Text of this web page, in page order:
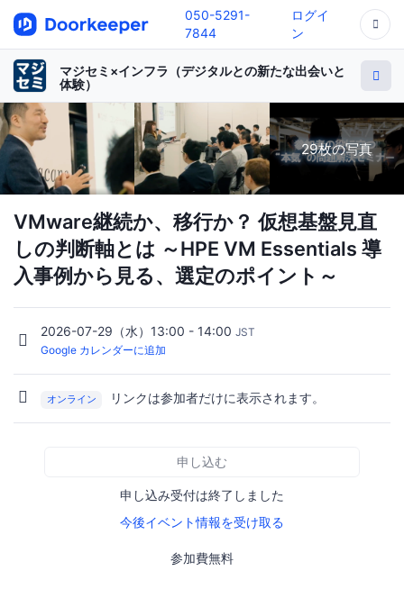
050-5291-
7844
ログイ
ン
マジセミ×インフラ（デジタルとの新たな出会いと
体験）
29枚の写真
VMware継続か、移行か？ 仮想基盤見直
しの判断軸とは ～HPE VM Essentials 導
入事例から見る、選定のポイント～
2026-07-29（水）13:00 - 14:00 JST
Google カレンダーに追加
オンライン リンクは参加者だけに表示されます。
申し込む
申し込み受付は終了しました
今後イベント情報を受け取る
参加費無料